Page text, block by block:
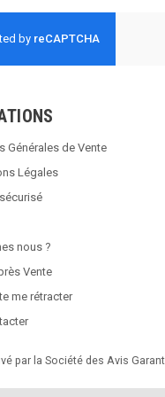
Générales de Vente
Légales
nous ?
Vente
me rétracter
par la Société des Avis